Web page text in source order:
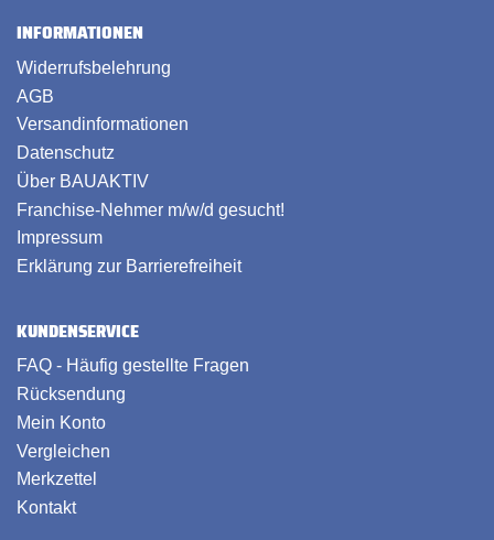
INFORMATIONEN
Widerrufsbelehrung
AGB
Versandinformationen
Datenschutz
Über BAUAKTIV
Franchise-Nehmer m/w/d gesucht!
Impressum
Erklärung zur Barrierefreiheit
KUNDENSERVICE
FAQ - Häufig gestellte Fragen
Rücksendung
Mein Konto
Vergleichen
Merkzettel
Kontakt